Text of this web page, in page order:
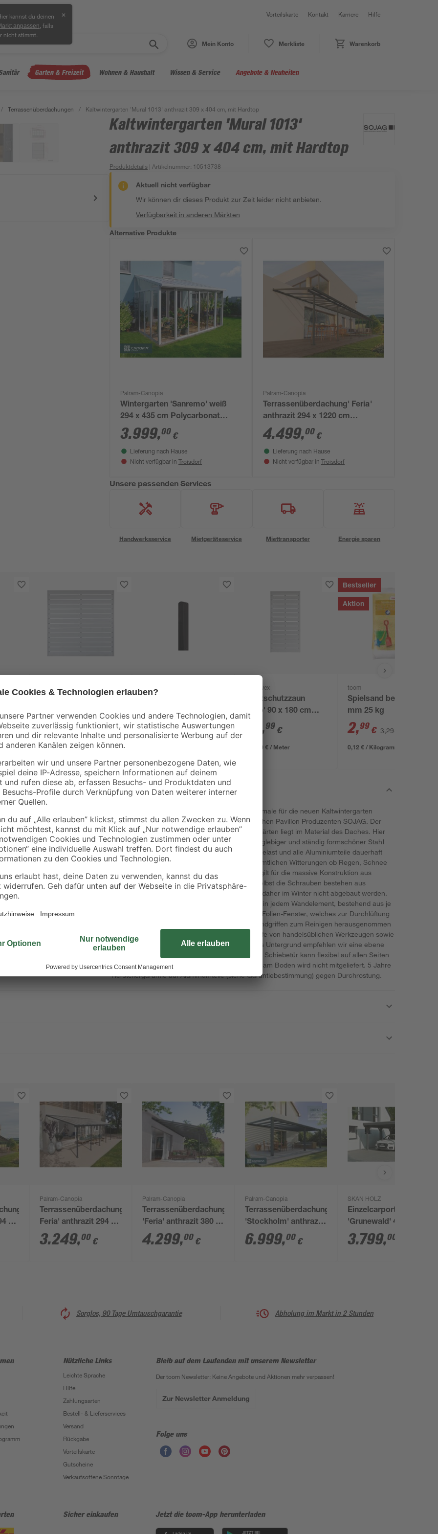
kannst du deinen
anpassen , falls
nicht stimmt.
✕ Vorteilskarte Kontakt Karriere Hilfe
Mein Konto Merkliste Warenkorb
Garten & Freizeit Wohnen & Haushalt Wissen & Service Angebote & Neuheiten
/ Terrassenüberdachungen / Kaltwintergarten 'Mural 1013' anthrazit 309 x 404 cm, mit Hardtop
Kaltwintergarten 'Mural 1013'
anthrazit 309 x 404 cm, mit Hardtop
Produktdetails | Artikelnummer: 10513738
Aktuell nicht verfügbar
Wir können dir dieses Produkt zur Zeit leider nicht anbieten.
Verfügbarkeit in anderen Märkten
Alternative Produkte
Palram-Canopia
Wintergarten 'Sanremo' weiß
294 x 435 cm Polycarbonat
transparent
3.999,00 €
Lieferung nach Hause
Nicht verfügbar in Troisdorf
Palram-Canopia
Terrassenüberdachung' Feria'
anthrazit 294 x 1220 cm
Polycarbonat transparent
4.499,00 €
Lieferung nach Hause
Nicht verfügbar in Troisdorf
Unsere passenden Services
Handwerksservice Mietgeräteservice Miettransporter Energie sparen
x
andrewex
Sichtschutzzaun
'Faro' 180 x 180 cm
Kiefer grau
124,99 €
69,44 € / Meter
andrewex
9 x 185 cm Kiefer
anthrazit
37,99€
andrewex
Sichtschutzzaun
'Faro' 90 x 180 cm
Kiefer grau
,99 €
111,10 € / Meter
Bestseller
Aktion
toom
Spielsand beige 0-2
mm 25 kg
2,99 € 3,29 €
0,12 € / Kilogramm
Modern, langlebig und eine tolle Optik sind Merkmale für die neuen Kaltwintergarten
'Mural' vom größten und bekanntesten kanadischen Pavillon Produzenten SOJAG. Der
wesentliche Unterschied zu anderen Kaltwintergärten liegt im Material des Daches. Hier
wird anstelle von Kunststoffplatten oder Stoff langlebiger und ständig formschöner Stahl
verwendet. Außergewöhnliche 150 kg/m² Schneelast und alle Aluminiumteile dauerhaft
rostfrei! Die feuerverzinkte Beschichtung hält sämtlichen Witterungen ob Regen, Schnee
oder Sonne ohne Probleme Stand. Das gleiche gilt für die massive Konstruktion aus
resistentem, pulverbeschichtetem Aluminium. Selbst die Schrauben bestehen aus
rostfreiem Edelstahl. Der Kaltwintergarten muss daher im Winter nicht abgebaut werden.
Kontrollierbare Durchlüftung durch Fenster, eins in jedem Wandelement, bestehend aus je
einem Moskitonetz sowie einem reißfesten PVC-Folien-Fenster, welches zur Durchlüftung
einfach nach unten geschoben und mit zwei Handgriffen zum Reinigen herausgenommen
wird. Einfacher Aufbau durch 2 Personen mit Hilfe von handelsüblichen Werkzeugen sowie
einer detaillierten Schritt-für-Schritt Anleitung. Als Untergrund empfehlen wir eine ebene
Fläche aus Holz, Beton oder Pflastersteinen. Die Schiebetür kann flexibel auf allen Seiten
montiert werden. Schraubenkit zur Verankerung am Boden wird nicht mitgeliefert. 5 Jahre
Herstellergarantie auf Aluminumteile (siehe Garantiebestimmung) gegen Durchrostung.
x
Palram-Canopia
Terrassenüberdachung'
Feria' anthrazit 294 x
915 cm Polycarbonat
transparent
3.249,00 €
Palram-Canopia
Terrassenüberdachung
'Feria' anthrazit 380 x
850 cm Polycarbonat
transparent
4.299,00 €
Palram-Canopia
Terrassenüberdachung
'Stockholm' anthrazit
330,5 x 805 cm
Polycarbonat klar
6.999,00 €
SKAN HOLZ
Einzelcarport
'Grunewald' 427 x 554
cm schiefergrau mit
Aluminiumdach
3.799,00
Sorglos, 90 Tage Umtauschgarantie Abholung im Markt in 2 Stunden
Nützliche Links
Leichte Sprache
Hilfe
Zahlungsarten
Bestell- & Lieferservices
Versand
Rückgabe
Vorteilskarte
Gutscheine
Verkaufsoffene Sonntage
Bleib auf dem Laufenden mit unserem Newsletter
Der toom Newsletter: Keine Angebote und Aktionen mehr verpassen!
Zur Newsletter Anmeldung
Folge uns
Sicher einkaufen Jetzt die toom-App herunterladen